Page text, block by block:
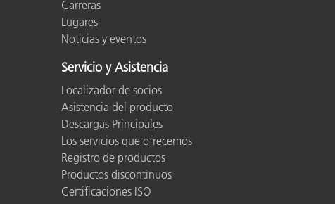
Carreras
Lugares
Noticias y eventos
Servicio y Asistencia
Localizador de socios
Asistencia del producto
Descargas Principales
Los servicios que ofrecemos
Registro de productos
Productos discontinuos
Certificaciones ISO